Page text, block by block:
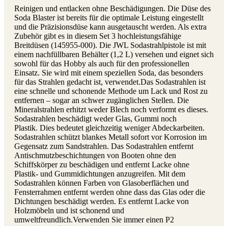
Reinigen und entlacken ohne Beschädigungen. Die Düse des
Soda Blaster ist bereits für die optimale Leistung eingestellt
und die Präzisionsdüse kann ausgetauscht werden. Als extra
Zubehör gibt es in diesem Set 3 hochleistungsfähige
Breitdüsen (145955-000). Die JWL Sodastrahlpistole ist mit
einem nachfüllbaren Behälter (1,2 L) versehen und eignet sich
sowohl für das Hobby als auch für den professionellen
Einsatz. Sie wird mit einem speziellen Soda, das besonders
für das Strahlen gedacht ist, verwendet.Das Sodastrahlen ist
eine schnelle und schonende Methode um Lack und Rost zu
entfernen – sogar an schwer zugänglichen Stellen. Die
Mineralstrahlen erhitzt weder Blech noch verformt es dieses.
Sodastrahlen beschädigt weder Glas, Gummi noch
Plastik. Dies bedeutet gleichzeitig weniger Abdeckarbeiten.
Sodastrahlen schützt blankes Metall sofort vor Korrosion im
Gegensatz zum Sandstrahlen. Das Sodastrahlen entfernt
Antischmutzbeschichtungen von Booten ohne den
Schiffskörper zu beschädigen und entfernt Lacke ohne
Plastik- und Gummidichtungen anzugreifen. Mit dem
Sodastrahlen können Farben von Glasoberflächen und
Fensterrahmen entfernt werden ohne dass das Glas oder die
Dichtungen beschädigt werden. Es entfernt Lacke von
Holzmöbeln und ist schonend und
umweltfreundlich.Verwenden Sie immer einen P2